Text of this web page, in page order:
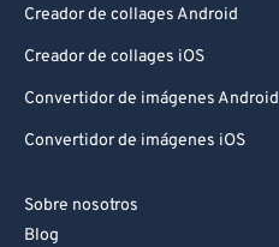
Creador de collages Android
Creador de collages iOS
Convertidor de imágenes Android
Convertidor de imágenes iOS
Sobre nosotros
Blog